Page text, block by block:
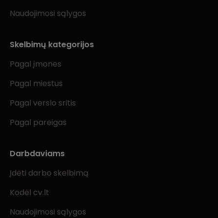
Naudojimosi sąlygos
Skelbimų kategorijos
Pagal įmones
Pagal miestus
Pagal verslo sritis
Pagal pareigas
Darbdaviams
Įdėti darbo skelbimą
Kodėl cv.lt
Naudojimosi sąlygos